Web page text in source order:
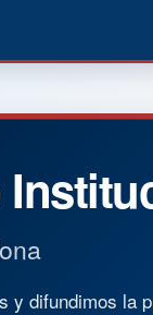
y difundimos la